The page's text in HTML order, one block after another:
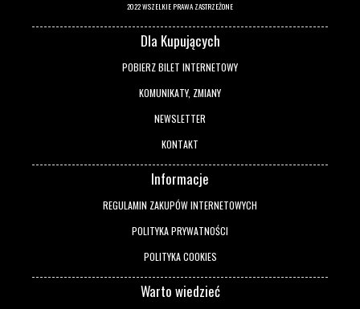
2022 WSZELKIE PRAWA ZASTRZEŻONE
Dla Kupujących
POBIERZ BILET INTERNETOWY
KOMUNIKATY, ZMIANY
NEWSLETTER
KONTAKT
Informacje
REGULAMIN ZAKUPÓW INTERNETOWYCH
POLITYKA PRYWATNOŚCI
POLITYKA COOKIES
Warto wiedzieć